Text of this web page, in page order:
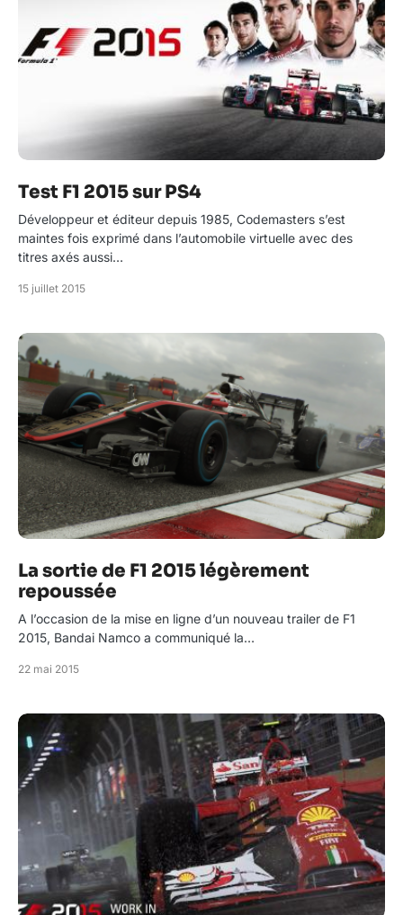
Test F1 2015 sur PS4
Développeur et éditeur depuis 1985, Codemasters s’est
maintes fois exprimé dans l’automobile virtuelle avec des
titres axés aussi…
15 juillet 2015
La sortie de F1 2015 légèrement
repoussée
A l’occasion de la mise en ligne d’un nouveau trailer de F1
2015, Bandai Namco a communiqué la…
22 mai 2015